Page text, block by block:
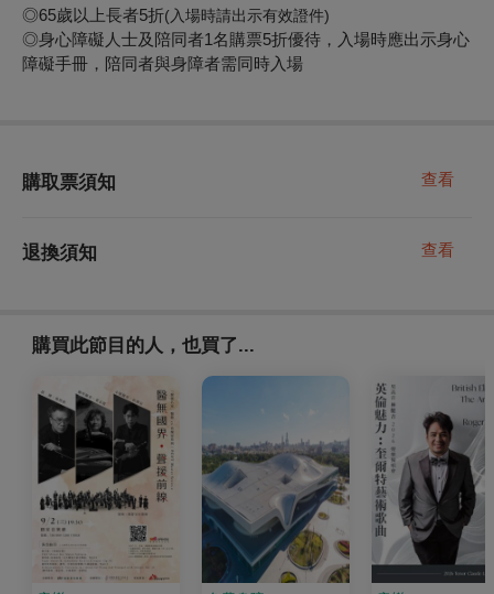
◎65歲以上長者5折(入場時請出示有效證件)
◎身心障礙人士及陪同者1名購票5折優待，入場時應出示身心
障礙手冊，陪同者與身障者需同時入場
購取票須知 查看
退換須知 查看
購買此節目的人，也買了...